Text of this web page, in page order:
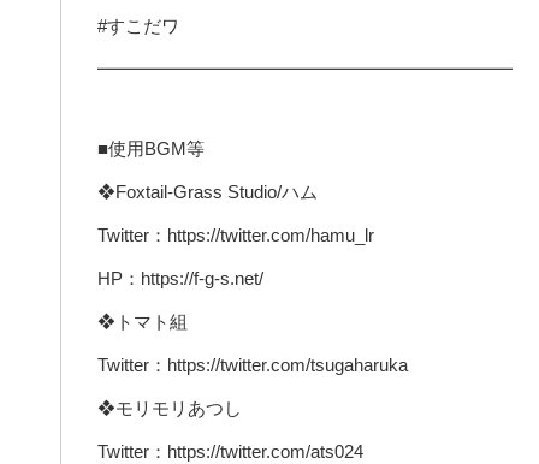
#すこだワ
━━━━━━━━━━━━━━━━━━━━━━━
■使用BGM等
❖Foxtail-Grass Studio/ハム
Twitter：https://twitter.com/hamu_lr
HP：https://f-g-s.net/
❖トマト組
Twitter：https://twitter.com/tsugaharuka
❖モリモリあつし
Twitter：https://twitter.com/ats024